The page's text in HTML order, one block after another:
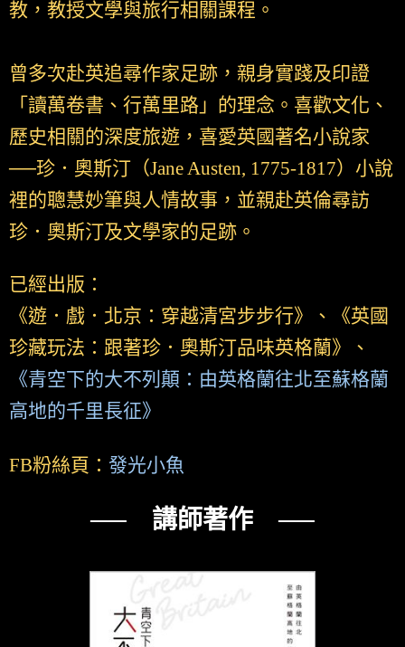
教，教授文學與旅行相關課程。
曾多次赴英追尋作家足跡，親身實踐及印證
「讀萬卷書、行萬里路」的理念。喜歡文化、
歷史相關的深度旅遊，喜愛英國著名小說家
──珍．奧斯汀（Jane Austen, 1775-1817）小說
裡的聰慧妙筆與人情故事，並親赴英倫尋訪
珍．奧斯汀及文學家的足跡。
已經出版：
《遊．戲．北京：穿越清宮步步行》、《英國
珍藏玩法：跟著珍．奧斯汀品味英格蘭》、
《青空下的大不列顛：由英格蘭往北至蘇格蘭
高地的千里長征》
FB粉絲頁： 發光小魚
── 講師著作 ──